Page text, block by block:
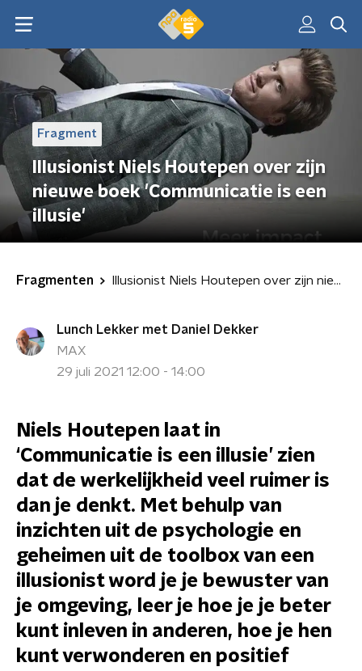
Fragment
Illusionist Niels Houtepen over zijn
nieuwe boek 'Communicatie is een
illusie'
Fragmenten Illusionist Niels Houtepen over zijn nieuwe boek 'Communicatie is een illusie'
Lunch Lekker met Daniel Dekker
MAX
29 juli 2021 12:00 - 14:00
Niels Houtepen laat in
‘Communicatie is een illusie’ zien
dat de werkelijkheid veel ruimer is
dan je denkt. Met behulp van
inzichten uit de psychologie en
geheimen uit de toolbox van een
illusionist word je je bewuster van
je omgeving, leer je hoe je je beter
kunt inleven in anderen, hoe je hen
kunt verwonderen en positief